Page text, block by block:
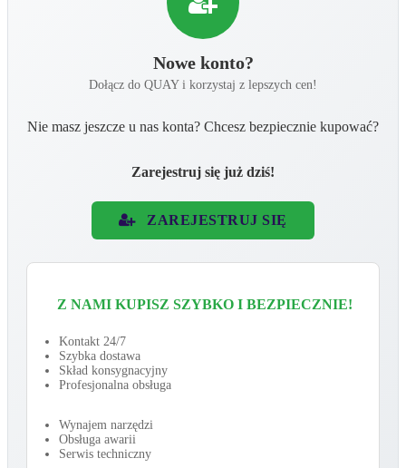
Nowe konto?
Dołącz do QUAY i korzystaj z lepszych cen!
Nie masz jeszcze u nas konta? Chcesz bezpiecznie kupować?
Zarejestruj się już dziś!
ZAREJESTRUJ SIĘ
Z NAMI KUPISZ SZYBKO I BEZPIECZNIE!
Kontakt 24/7
Szybka dostawa
Skład konsygnacyjny
Profesjonalna obsługa
Wynajem narzędzi
Obsługa awarii
Serwis techniczny